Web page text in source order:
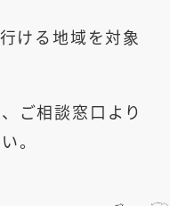
ける地域を対象
ご相談窓口より
。